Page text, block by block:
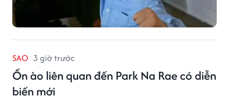
SAO 3 giờ trước
Ồn ào liên quan đến Park Na Rae có diễn
biến mới